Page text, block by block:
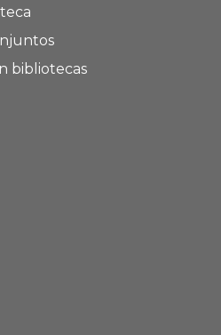
bibliotecas